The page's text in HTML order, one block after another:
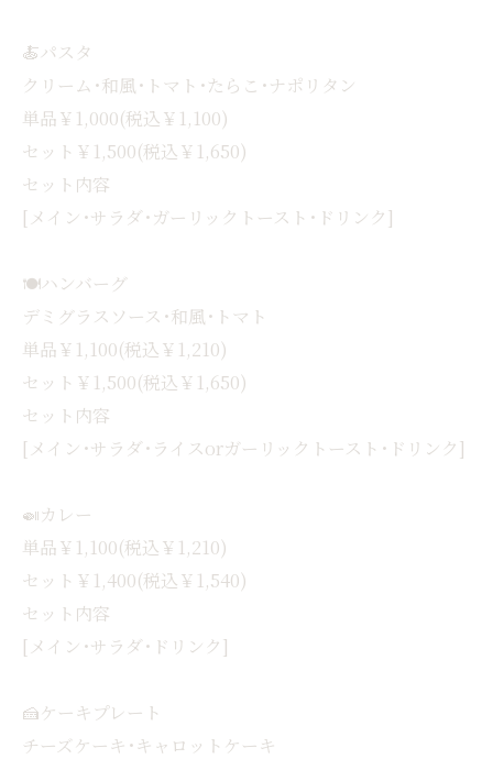
🍝パスタ
クリーム･和風･トマト･たらこ･ナポリタン
単品￥1,000(税込￥1,100)
セット￥1,500(税込￥1,650)
セット内容
[メイン･サラダ･ガーリックトースト･ドリンク]
🍽ハンバーグ
デミグラスソース･和風･トマト
単品￥1,100(税込￥1,210)
セット￥1,500(税込￥1,650)
セット内容
[メイン･サラダ･ライスorガーリックトースト･ドリンク]
🍛カレー
単品￥1,100(税込￥1,210)
セット￥1,400(税込￥1,540)
セット内容
[メイン･サラダ･ドリンク]
🍰ケーキプレート
チーズケーキ･キャロットケーキ